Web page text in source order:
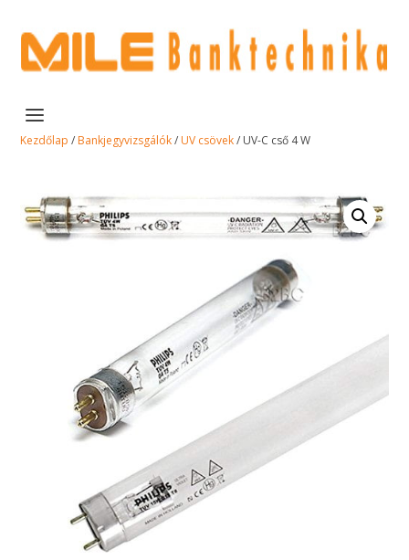
Kezdőlap / Bankjegyvizsgálók/ UV csövek/ UV-C cső 4 W